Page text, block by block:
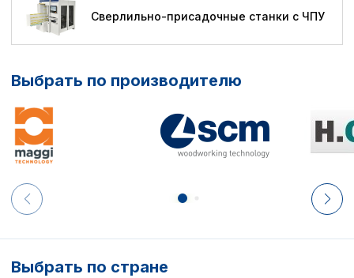
Сверлильно-присадочные станки с ЧПУ
Выбрать по производителю
Выбрать по стране